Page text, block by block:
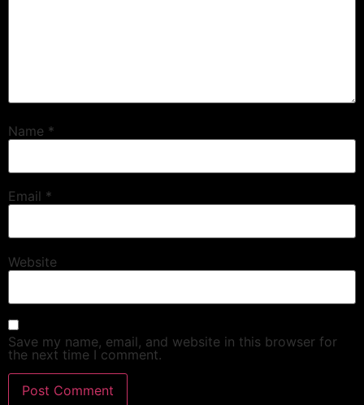
Name *
Email *
Website
Save my name, email, and website in this browser for
the next time I comment.